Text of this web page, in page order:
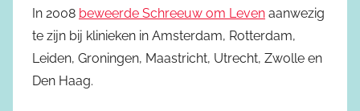
In 2008 beweerde Schreeuw om Leven aanwezig
te zijn bij klinieken in Amsterdam, Rotterdam,
Leiden, Groningen, Maastricht, Utrecht, Zwolle en
Den Haag.